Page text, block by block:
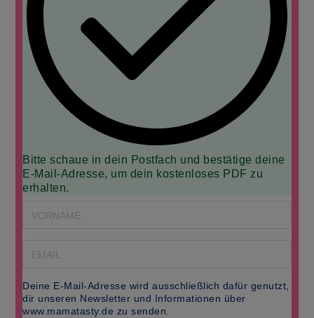
Bitte schaue in dein Postfach und bestätige deine
E-Mail-Adresse, um dein kostenloses PDF zu
erhalten.
Deine E-Mail-Adresse wird ausschließlich dafür genutzt,
dir unseren Newsletter und Informationen über
www.mamatasty.de zu senden.